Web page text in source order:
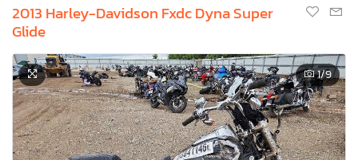
2013 Harley-Davidson Fxdc Dyna Super
Glide
1/9